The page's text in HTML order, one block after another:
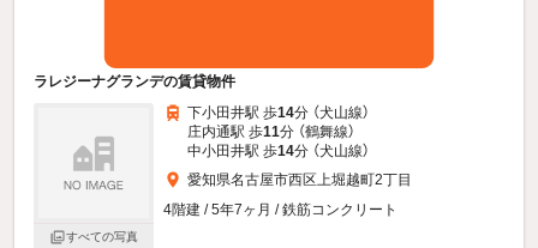
ラレジーナグランデの賃貸物件
すべての写真
下小田井駅 歩14分 （犬山線）
庄内通駅 歩11分 （鶴舞線）
中小田井駅 歩14分 （犬山線）
愛知県名古屋市西区上堀越町2丁目
4階建 / 5年7ヶ月 / 鉄筋コンクリート